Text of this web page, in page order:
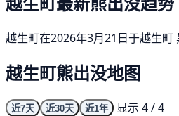
越生町在2026年3月21日于越生
越生町熊出没地图
近7天 近30天 近1年
显示 4 / 4